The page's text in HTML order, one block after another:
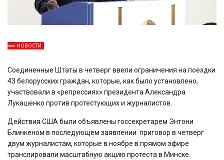
НОВОСТИ
Соединенные Штаты в четверг ввели ограничения на поездки
43 белорусских граждан, которые, как было установлено,
участвовали в «репрессиях» президента Александра
Лукашенко против протестующих и журналистов.
Действия США были объявлены госсекретарем Энтони
Блинкеном в последующем заявлении. приговор в четверг
двум журналистам, которые в ноябре в прямом эфире
транслировали масштабную акцию протеста в Минске.